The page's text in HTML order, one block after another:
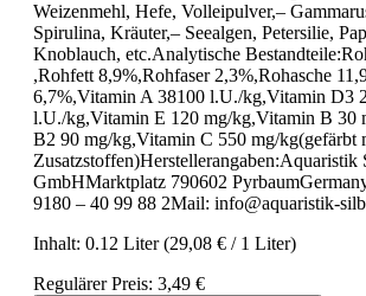
Weizenmehl, Hefe, Volleipulver,–
Spirulina, Kräuter,– Seealgen, Petersilie,
Knoblauch, etc.Analytische
,Rohfett 8,9%,Rohfaser 2,3%,Rohasche
6,7%,Vitamin A 38100 l.U./kg,Vitamin D3
l.U./kg,Vitamin E 120 mg/kg,Vitamin B 30
B2 90 mg/kg,Vitamin C 550 mg/kg(gefärbt
Zusatzstoffen)Herstellerangaben:Aquaristik
GmbHMarktplatz 790602
9180 – 40 99 88 2Mail: info@aquaristik-
Inhalt: 0.12 Liter(29,08 € / 1 Liter)
Regulärer Preis: 3,49 €